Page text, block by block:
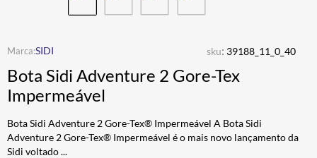
SIDI sku: 39188_11_0_40
Bota Sidi Adventure 2 Gore-Tex
Impermeável
Bota Sidi Adventure 2 Gore-Tex® Impermeável A Bota Sidi
Adventure 2 Gore-Tex® Impermeável é o mais novo lançamento da
Sidi voltado...
4º ÓCULOS SOLAR
5º LUVA
6º BAU
7º CALÇA
8º ALPINESTAR